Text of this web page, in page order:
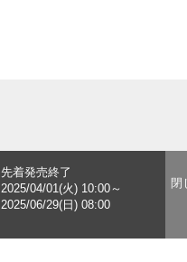
先着発売終了
2025/04/01(火) 10:00～
2025/06/29(日) 08:00